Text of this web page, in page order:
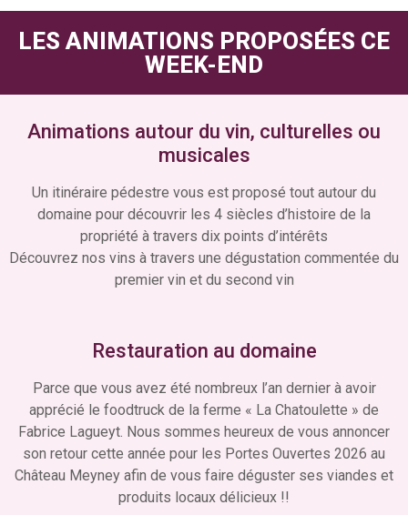
LES ANIMATIONS PROPOSÉES CE
WEEK-END
Animations autour du vin, culturelles ou
musicales
Un itinéraire pédestre vous est proposé tout autour du
domaine pour découvrir les 4 siècles d’histoire de la
propriété à travers dix points d’intérêts
Découvrez nos vins à travers une dégustation commentée du
premier vin et du second vin
Restauration au domaine
Parce que vous avez été nombreux l’an dernier à avoir
apprécié le foodtruck de la ferme « La Chatoulette » de
Fabrice Lagueyt. Nous sommes heureux de vous annoncer
son retour cette année pour les Portes Ouvertes 2026 au
Château Meyney afin de vous faire déguster ses viandes et
produits locaux délicieux !!